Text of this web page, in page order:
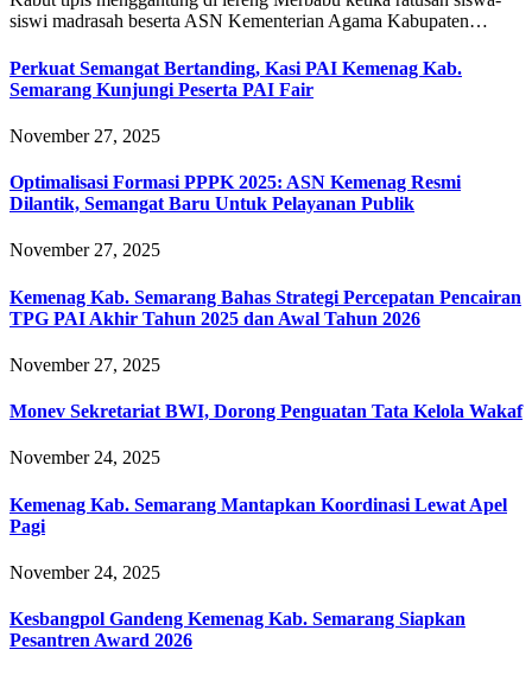
siswi madrasah beserta ASN Kementerian Agama Kabupaten…
Perkuat Semangat Bertanding, Kasi PAI Kemenag Kab.
Semarang Kunjungi Peserta PAI Fair
November 27, 2025
Optimalisasi Formasi PPPK 2025: ASN Kemenag Resmi
Dilantik, Semangat Baru Untuk Pelayanan Publik
November 27, 2025
Kemenag Kab. Semarang Bahas Strategi Percepatan Pencairan
TPG PAI Akhir Tahun 2025 dan Awal Tahun 2026
November 27, 2025
Monev Sekretariat BWI, Dorong Penguatan Tata Kelola Wakaf
November 24, 2025
Kemenag Kab. Semarang Mantapkan Koordinasi Lewat Apel
Pagi
November 24, 2025
Kesbangpol Gandeng Kemenag Kab. Semarang Siapkan
Pesantren Award 2026